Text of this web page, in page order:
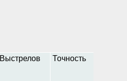
Выстрелов Точность